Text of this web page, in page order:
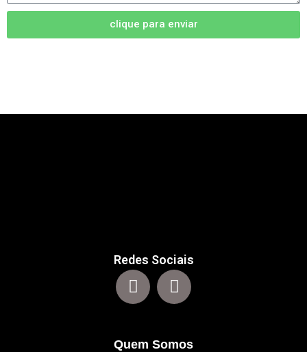
clique para enviar
Redes Sociais
Quem Somos